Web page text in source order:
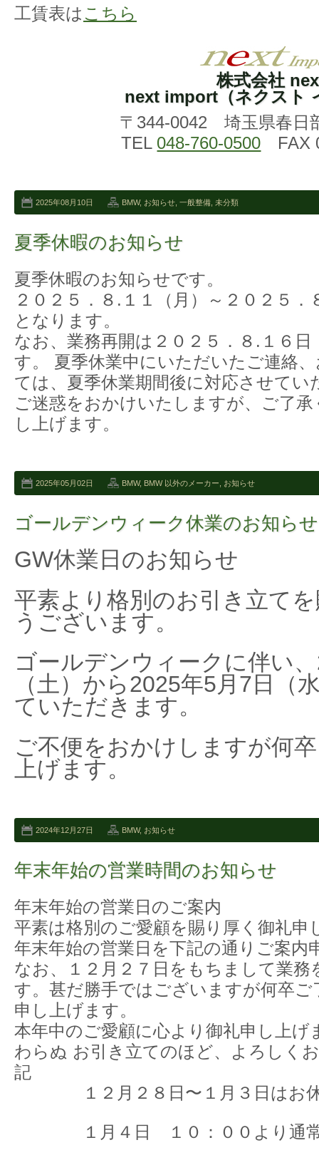
工賃表は こちら
株式会社
next import（ネクスト
〒344-0042 埼玉県春日
TEL 048-760-0500 FAX
2025年08月10日 BMW, お知らせ 一般整備 未分類
夏季休暇のお知らせ
夏季休暇のお知らせです。
２０２５．８.１１（月）～２０２５
となります。
なお、業務再開は２０２５．８.１６
す。 夏季休業中にいただいたご連絡
ては、夏季休業期間後に対応させてい
ご迷惑をおかけいたしますが、ご了
し上げます。
2025年05月02日 BMW, BMW 以外のメーカー お知らせ
ゴールデンウィーク休業のお知らせ
GW休業日のお知らせ
平素より格別のお引き立て
うございます。
ゴールデンウィークに伴い
（土）から2025年5月7日（
ていただきます。
ご不便をおかけしますが何
上げます。
2024年12月27日 BMW, お知らせ
年末年始の営業時間のお知らせ
年末年始の営業日のご案内
平素は格別のご愛顧を賜り厚く御礼申
年末年始の営業日を下記の通りご案内
なお、１２月２７日をもちまして業
す。甚だ勝手ではございますが何卒
申し上げます。
本年中のご愛顧に心より御礼申し上げ
わらぬ お引き立てのほど、よろしく
記
１２月２８日〜１月３日はお休
１月４日 １０：００より通常